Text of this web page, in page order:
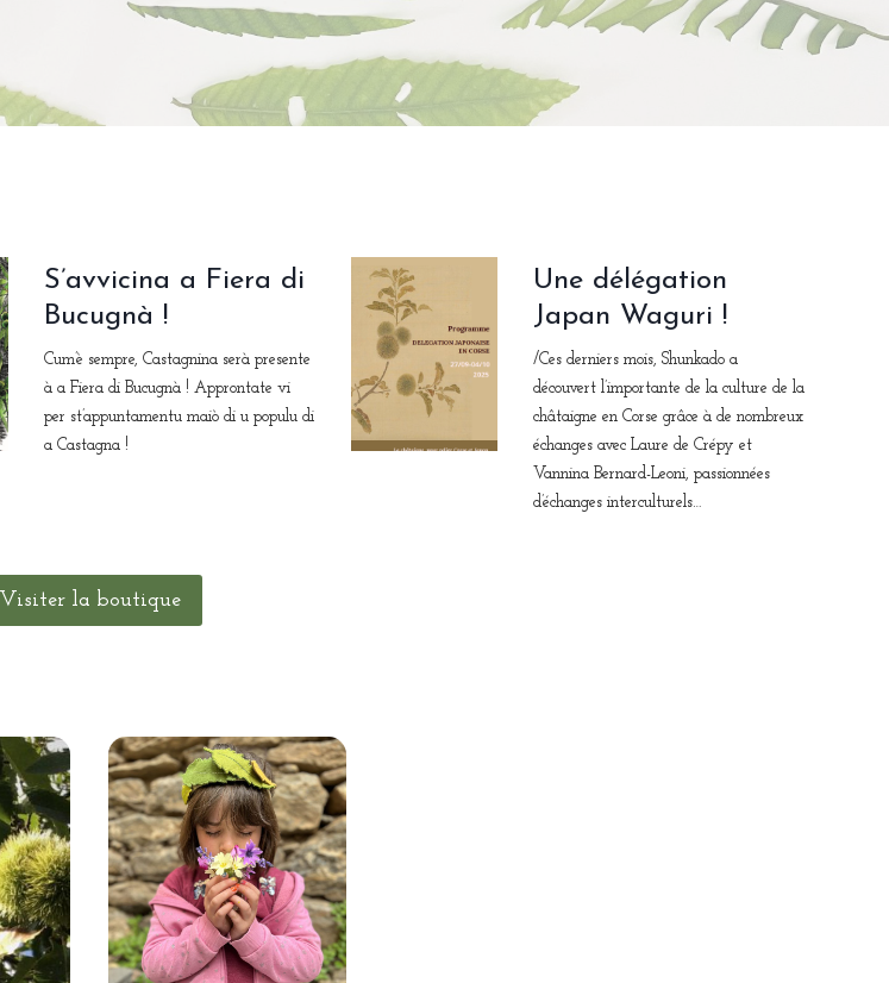
S’avvicina a Fiera di
Bucugnà !
Cum’è sempre, Castagnina serà presente
à a Fiera di Bucugnà ! Approntate vi
per st’appuntamentu maiò di u populu di
a Castagna !
Une délégation
Japan Waguri !
/Ces derniers mois, Shunkado a
découvert l’importante de la culture de la
châtaigne en Corse grâce à de nombreux
échanges avec Laure de Crépy et
Vannina Bernard-Leoni, passionnées
d’échanges interculturels…
Visiter la boutique